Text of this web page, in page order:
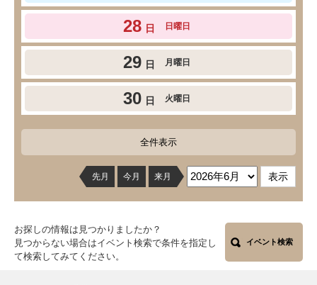
28 日 日曜日
29 日 月曜日
30 日 火曜日
全件表示
先月 今月 来月
お探しの情報は見つかりましたか？
見つからない場合はイベント検索で条件を指定し
て検索してみてください。
イベント検索